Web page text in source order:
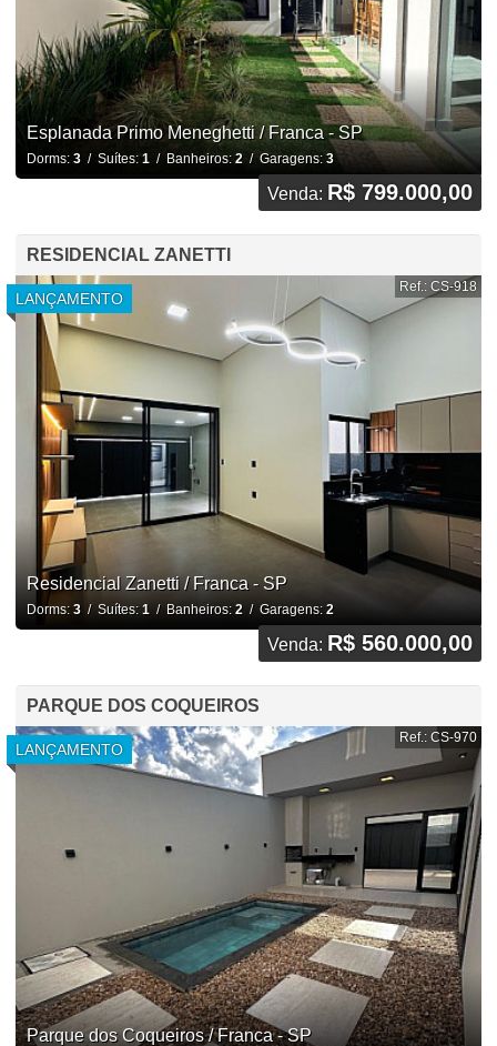
Esplanada Primo Meneghetti / Franca - SP
Dorms: 3/ Suítes: 1 / Banheiros: 2/ Garagens: 3
Venda: R$ 799.000,00
RESIDENCIAL ZANETTI
LANÇAMENTO
Ref.: CS-918
Residencial Zanetti / Franca - SP
Dorms: 3/ Suítes: 1/ Banheiros: 2/ Garagens: 2
Venda: R$ 560.000,00
PARQUE DOS COQUEIROS
LANÇAMENTO
Ref.: CS-970
Parque dos Coqueiros / Franca - SP